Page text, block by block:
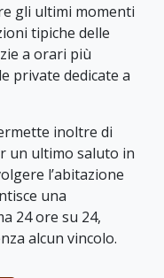
gli ultimi momenti
tipiche delle
a orari più
private dedicate a
inoltre di
un ultimo saluto in
l’abitazione
una
24 ore su 24,
alcun vincolo.